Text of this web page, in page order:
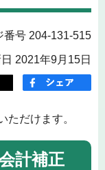
番号 204-131-515
2021年9月15日
ただけます。
計補正